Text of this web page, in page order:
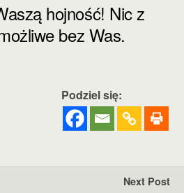
hojność! Nic z
bez Was.
Podziel się:
Next Post